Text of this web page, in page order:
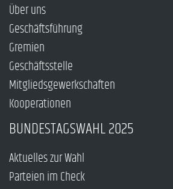
Über uns
Geschäftsführung
Gremien
Geschäftsstelle
Mitgliedsgewerkschaften
Kooperationen
BUNDESTAGSWAHL 2025
Aktuelles zur Wahl
Parteien im Check